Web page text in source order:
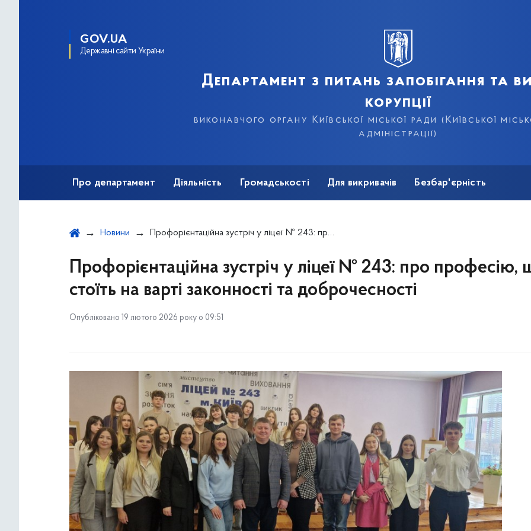
GOV.UA
Державні сайти України
Департамент з питань запобігання та
корупції
виконавчого органу Київської міської ради (Київської
адміністрації)
Про департамент Діяльність Громадськості Для викривачів Безбар'єрність
Новини Профорієнтаційна зустріч у ліцеї № 243: про професію, що стоїть на варті законності та доброчесності
Профорієнтаційна зустріч у ліцеї № 243: про професію,
стоїть на варті законності та доброчесності
Опубліковано 19 лютого 2026 року о 09:51